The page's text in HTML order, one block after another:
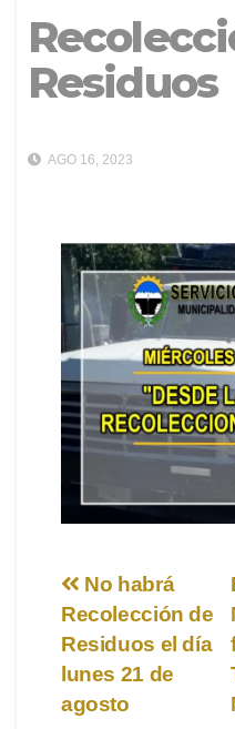
Residuos
AGO 16, 2023
de
entradas
No habrá
Recolección de
Residuos el día
lunes 21 de
agosto